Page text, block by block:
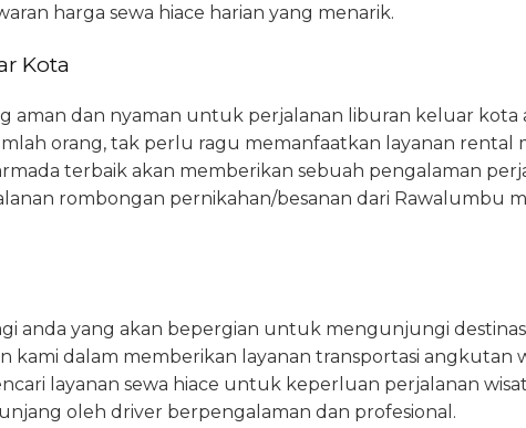
harga sewa hiace harian yang menarik.
Kota
aman dan nyaman untuk perjalanan liburan keluar kota
orang, tak perlu ragu memanfaatkan layanan rental
terbaik akan memberikan sebuah pengalaman
rombongan pernikahan/besanan dari Rawalumbu
anda yang akan bepergian untuk mengunjungi
kami dalam memberikan layanan transportasi angkutan
layanan sewa hiace untuk keperluan perjalanan
oleh driver berpengalaman dan profesional.